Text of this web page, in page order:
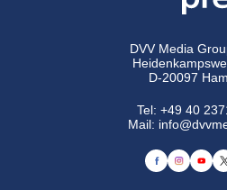
DVV Media
D-20097
Tel:+49 40
Mail: